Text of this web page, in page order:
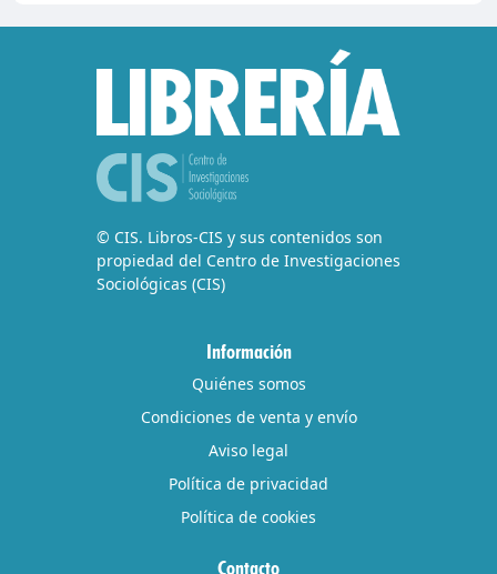
© CIS. Libros-CIS y sus contenidos son
propiedad del Centro de Investigaciones
Sociológicas (CIS)
Información
Quiénes somos
Condiciones de venta y envío
Aviso legal
Política de privacidad
Política de cookies
Contacto